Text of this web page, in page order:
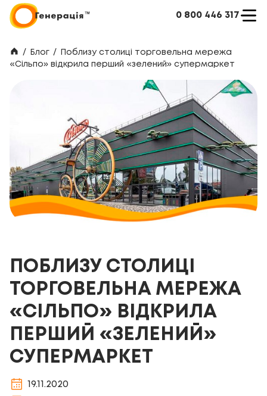
0 800 446 317
/ Блог /
Поблизу столиці торговельна мережа
«Сільпо» відкрила перший «зелений» супермаркет
ПОБЛИЗУ СТОЛИЦІ
ТОРГОВЕЛЬНА МЕРЕЖА
«СІЛЬПО» ВІДКРИЛА
ПЕРШИЙ «ЗЕЛЕНИЙ»
СУПЕРМАРКЕТ
19.11.2020